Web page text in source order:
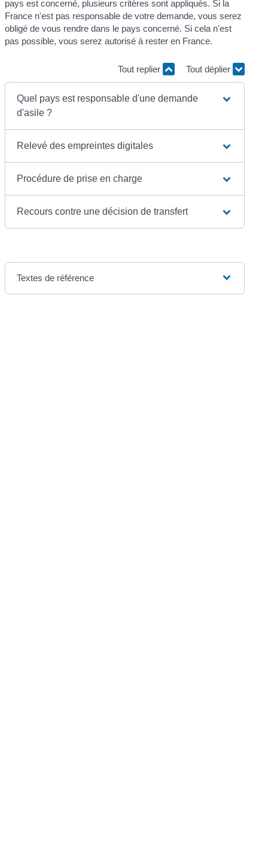
pays est concerné, plusieurs critères sont appliqués. Si la
France n'est pas responsable de votre demande, vous serez
obligé de vous rendre dans le pays concerné. Si cela n'est
pas possible, vous serez autorisé à rester en France.
Tout replier Tout déplier
Quel pays est responsable d'une demande
d'asile ?
Relevé des empreintes digitales
Procédure de prise en charge
Recours contre une décision de transfert
Textes de référence